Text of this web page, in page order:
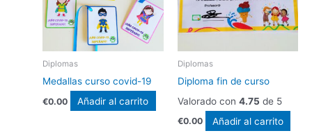
Diplomas
Medallas curso covid-19
€0.00 Añadir al carrito
Diplomas
Diploma fin de curso
Valorado con 4.75 de 5
€0.00 Añadir al carrito